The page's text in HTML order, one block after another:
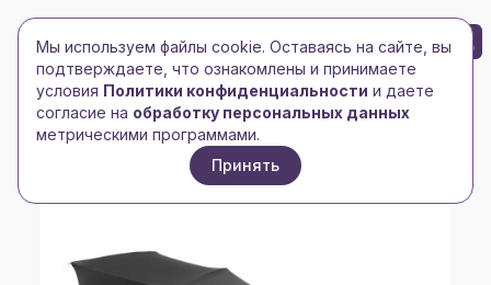
Toggle navigation
Toggle navigation
БРЕНД-ЛОГО 0
Главная/bazaar /
Зонт складной Азимут (Azimut), черный
Мы используем файлы cookie. Оставаясь на сайте, вы
подтверждаете, что ознакомлены и принимаете
условия Политики конфиденциальности и даете
согласие на обработку персональных данных
метрическими программами.
Принять